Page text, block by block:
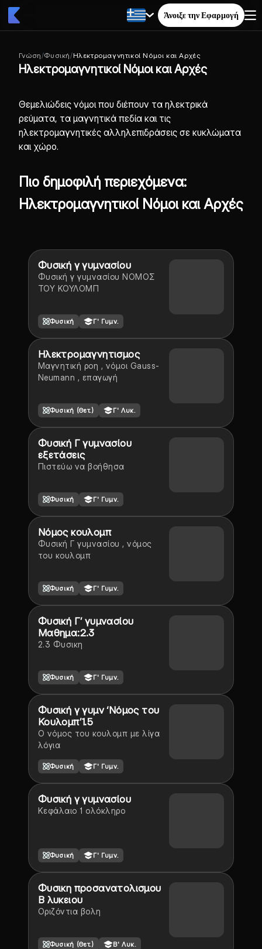
Άνοιξε την Εφαρμογή
Γνώση/Φυσική/Ηλεκτρομαγνητικοί Νόμοι και Αρχές
Ηλεκτρομαγνητικοί Νόμοι και Αρχές
Θεμελιώδεις νόμοι που διέπουν τα ηλεκτρικά
ρεύματα, τα μαγνητικά πεδία και τις
ηλεκτρομαγνητικές αλληλεπιδράσεις σε κυκλώματα
και χώρο.
Πιο δημοφιλή περιεχόμενα:
Ηλεκτρομαγνητικοί Νόμοι και Αρχές
Φυσική γ γυμνασίου
Φυσική γ γυμνασίου ΝΟΜΟΣ
ΤΟΥ ΚΟΥΛΟΜΠ
Φυσική Γ' Γυμν.
Ηλεκτρομαγνητισμος
Μαγνητική ροη , νόμοι Gauss-
Neumann , επαγωγή
Φυσική (Θετ.) Γ' Λυκ.
Φυσική Γ γυμνασίου
εξετάσεις
Πιστεύω να βοήθησα
Φυσική Γ' Γυμν.
Νόμος κουλομπ
Φυσική Γ γυμνασίου , νόμος
του κουλομπ
Φυσική Γ' Γυμν.
Φυσική Γ’ γυμνασίου
Μαθημα:2.3
2.3 Φυσικη
Φυσική Γ' Γυμν.
Φυσική γ γυμν ‘Νόμος του
Κουλομπ’1.5
Ο νόμος του κουλομπ με λίγα
λόγια
Φυσική Γ' Γυμν.
Φυσική γ γυμνασίου
Κεφάλαιο 1 ολόκληρο
Φυσική Γ' Γυμν.
Φυσικη προσανατολισμου
Β λυκειου
Οριζόντια βολη
Φυσική (Θετ.) Β' Λυκ.